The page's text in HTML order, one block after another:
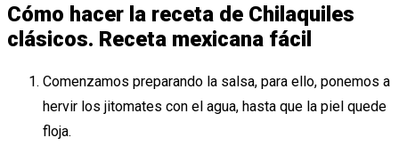
Cómo hacer la receta de Chilaquiles
clásicos. Receta mexicana fácil
Comenzamos preparando la salsa, para ello, ponemos a
hervir los jitomates con el agua, hasta que la piel quede
floja.